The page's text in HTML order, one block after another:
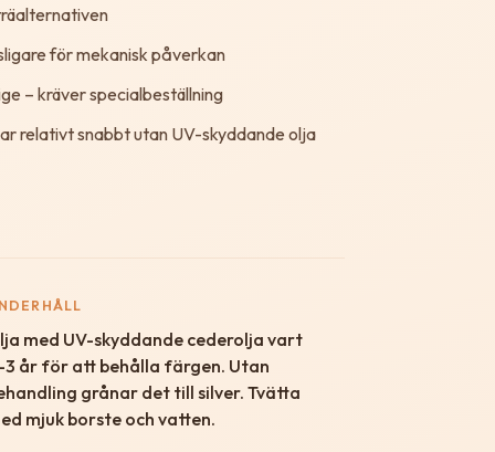
för mekanisk påverkan
– kräver specialbeställning
relativt snabbt utan UV-skyddande olja
med UV-skyddande cederolja vart
år för att behålla färgen. Utan
grånar det till silver. Tvätta
mjuk borste och vatten.